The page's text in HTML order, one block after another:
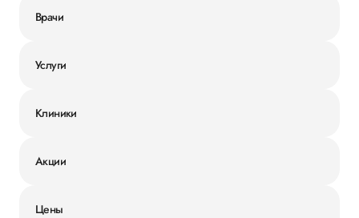
Врачи
Услуги
Клиники
Акции
Цены